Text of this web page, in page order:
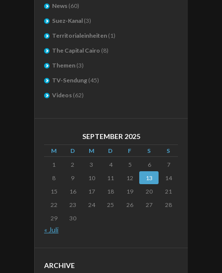
News (60)
Suez-Kanal (3)
Territorialeinheiten (1)
The Capital Cairo (8)
Themen (3)
TV-Sendung (45)
Videos (62)
SEPTEMBER 2025
M D M D F S
S
1
2 3 4 5 6
7
8
9 10 11 12 13
14
15
16 17 18 19 20
21
22
23 24 25 26 27
28
29
30
« Juli
ARCHIVE